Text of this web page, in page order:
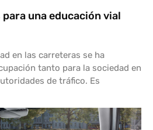
una educación vial
en las carreteras se ha
tanto para la sociedad en
de tráfico. Es